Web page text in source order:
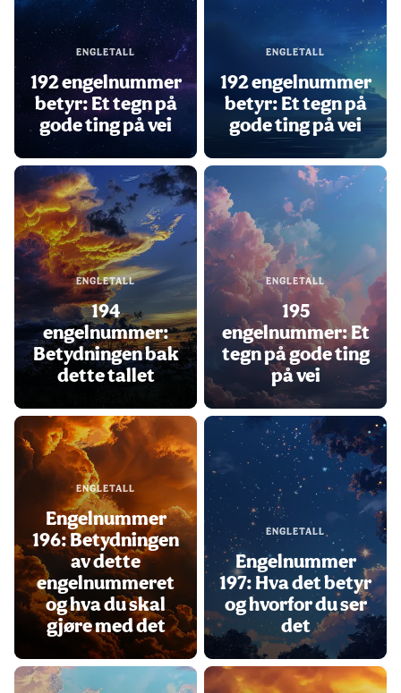
ENGLETALL
192 engelnummer
betyr: Et tegn på
gode ting på vei
ENGLETALL
192 engelnummer
betyr: Et tegn på
gode ting på vei
ENGLETALL
194
engelnummer:
Betydningen bak
dette tallet
ENGLETALL
195
engelnummer: Et
tegn på gode ting
på vei
ENGLETALL
Engelnummer
196: Betydningen
av dette
engelnummeret
og hva du skal
gjøre med det
ENGLETALL
Engelnummer
197: Hva det betyr
og hvorfor du ser
det